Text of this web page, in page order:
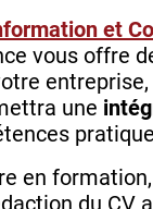
et
vous offre
une
en
du CV